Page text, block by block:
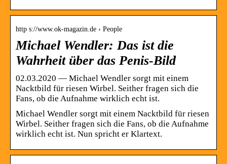
http s://www.ok-magazin.de › People
Michael Wendler: Das ist die
Wahrheit über das Penis-Bild
02.03.2020 — Michael Wendler sorgt mit einem
Nacktbild für riesen Wirbel. Seither fragen sich die
Fans, ob die Aufnahme wirklich echt ist.
Michael Wendler sorgt mit einem Nacktbild für riesen
Wirbel. Seither fragen sich die Fans, ob die Aufnahme
wirklich echt ist. Nun spricht er Klartext.